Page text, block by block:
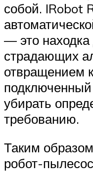
собой. IRobot
— это
страдающих
отвращением
убирать
требованию.
Таким
робот-